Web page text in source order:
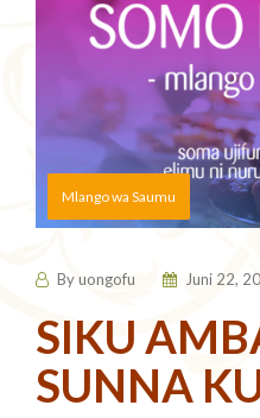
Mlango wa Saumu
Byuongofu Juni 22,
SIKU
SUNNA